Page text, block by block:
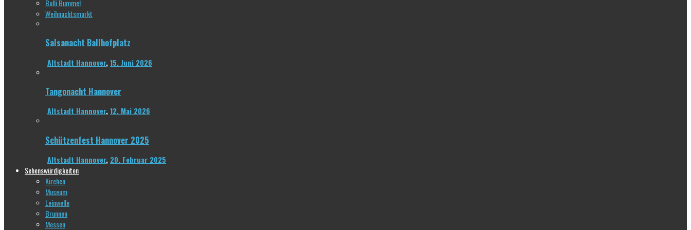
Bulli Bummel
Weihnachtsmarkt
Salsanacht Ballhofplatz
Altstadt Hannover,15. Juni 2026
Tangonacht Hannover
Altstadt Hannover,12. Mai 2026
Schützenfest Hannover 2025
Altstadt Hannover, 20. Februar 2025
Sehenswürdigkeiten
Kirchen
Museum
Leinwelle
Brunnen
Messen